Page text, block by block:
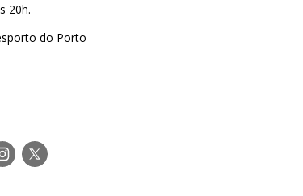
20h.
do Porto
Siga-
nos